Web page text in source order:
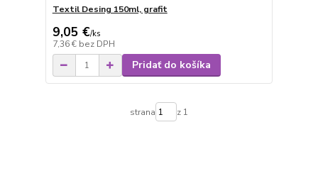
Textil Desing 150ml, grafit
9,05 €/ks
7,36 € bez DPH
Pridať do košíka
strana z 1